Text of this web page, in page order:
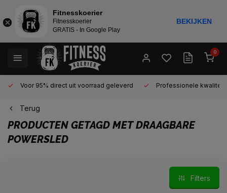
0
Voor 95% direct uit voorraad geleverd Professionele kwaliteit
Terug
PRODUCTEN GETAGD MET DRAAGBARE
POWERSLED
Filters
Fitnesskoerier
Fitnesskoerier
GRATIS - In Google Play
BEKIJKEN